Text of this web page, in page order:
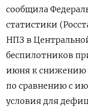
сообщила
статистики
НПЗ в
беспилотников
июня к снижению
по сравнению ‌с
условия для